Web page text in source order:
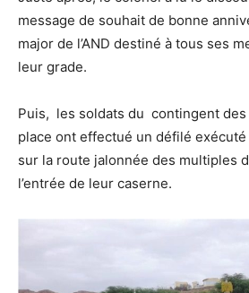
message de souhait de bonne
major de l’AND destiné à tous ses
leur grade.
Puis, les soldats du contingent des
place ont effectué un défilé exécuté
sur la route jalonnée des multiples
l’entrée de leur caserne.